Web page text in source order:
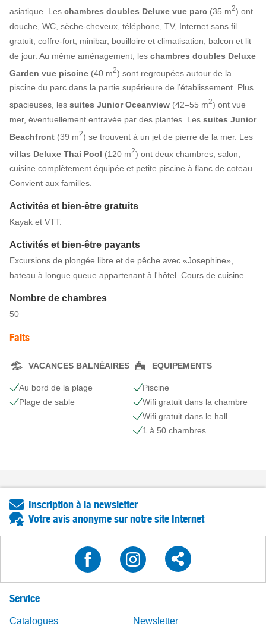
asiatique. Les chambres doubles Deluxe vue parc (35 m2) ont
douche, WC, sèche-cheveux, téléphone, TV, Internet sans fil
gratuit, coffre-fort, minibar, bouilloire et climatisation; balcon et lit
de jour. Au même aménagement, les chambres doubles Deluxe
Garden vue piscine (40 m2) sont regroupées autour de la
piscine du parc dans la partie supérieure de l’établissement. Plus
spacieuses, les suites Junior Oceanview (42–55 m2) ont vue
mer, éventuellement entravée par des plantes. Les suites Junior
Beachfront (39 m2) se trouvent à un jet de pierre de la mer. Les
villas Deluxe Thai Pool (120 m2) ont deux chambres, salon,
cuisine complètement équipée et petite piscine à flanc de coteau.
Convient aux familles.
Activités et bien-être gratuits
Kayak et VTT.
Activités et bien-être payants
Excursions de plongée libre et de pêche avec «Josephine»,
bateau à longue queue appartenant à l'hôtel. Cours de cuisine.
Nombre de chambres
50
Faits
VACANCES BALNÉAIRES
Au bord de la plage
Plage de sable
EQUIPEMENTS
Piscine
Wifi gratuit dans la chambre
Wifi gratuit dans le hall
1 à 50 chambres
Inscription à la newsletter
Votre avis anonyme sur notre site Internet
Service
Catalogues
Newsletter